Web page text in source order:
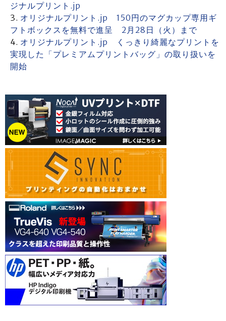
ジナルプリント.jp
オリジナルプリント.jp 150円のマグカップ専用ギ
フトボックスを無料で進呈 2月28日（火）まで
オリジナルプリント.jp くっきり綺麗なプリントを
実現した「プレミアムプリントバッグ」の取り扱いを
開始